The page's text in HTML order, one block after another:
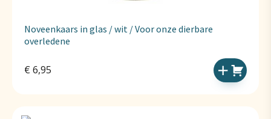
Noveenkaars in glas / wit / Voor onze dierbare
overledene
€ 6,95